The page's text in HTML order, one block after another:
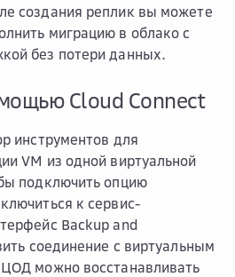
создания реплик вы можете
миграцию в облако с
без потери данных.
Cloud Connect
инструментов для
VM из одной виртуальной
подключить опцию
к сервис-
Backup and
соединение с виртуальным
можно восстанавливать